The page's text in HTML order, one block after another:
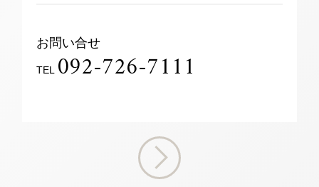
お問い合せ
TEL 092-726-7111